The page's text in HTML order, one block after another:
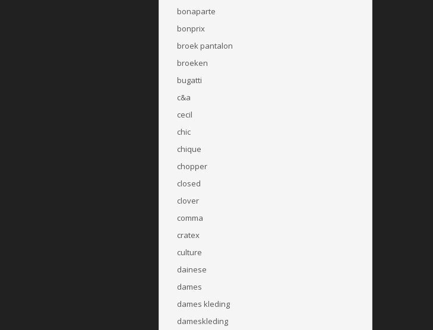
bonaparte
bonprix
broek pantalon
broeken
bugatti
c&a
cecil
chic
chique
chopper
closed
clover
comma
cratex
culture
dainese
dames
dames kleding
dameskleding